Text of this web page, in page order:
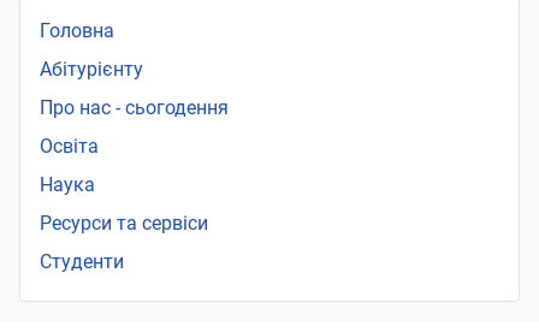
Головна
Абітурієнту
Про нас - сьогодення
Освіта
Наука
Ресурси та сервіси
Студенти